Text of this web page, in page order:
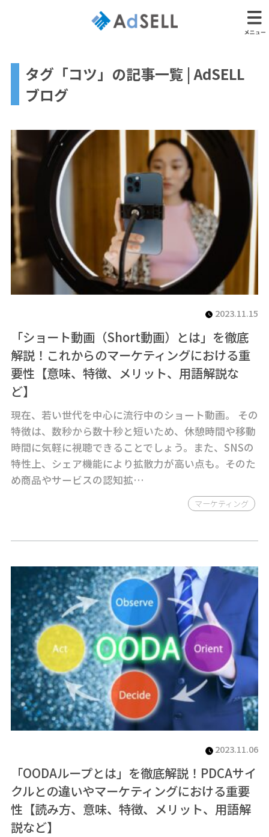
タグ「コツ」の記事一覧 | AdSELL
ブログ
2023.11.15
「ショート動画（Short動画）とは」を徹底
解説！これからのマーケティングにおける重
要性【意味、特徴、メリット、用語解説な
ど】
現在、若い世代を中心に流行中のショート動画。 その
特徴は、数秒から数十秒と短いため、休憩時間や移動
時間に気軽に視聴できることでしょう。また、SNSの
特性上、シェア機能により拡散力が高い点も。そのた
め商品やサービスの認知拡…
マーケティング
2023.11.06
「OODAループとは」を徹底解説！PDCAサイ
クルとの違いやマーケティングにおける重要
性【読み方、意味、特徴、メリット、用語解
説など】